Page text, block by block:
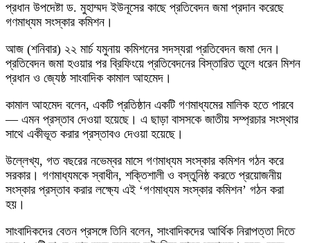
প্রধান উপদেষ্টা ড. মুহাম্মদ ইউনূসের কাছে প্রতিবেদন জমা প্রদান করেছে
গণমাধ্যম সংস্কার কমিশন।
আজ (শনিবার) ২২ মার্চ যমুনায় কমিশনের সদস্যরা প্রতিবেদন জমা দেন।
প্রতিবেদন জমা হওয়ার পর ব্রিফিংয়ে প্রতিবেদনের বিস্তারিত তুলে ধরেন মিশন
প্রধান ও জ্যেষ্ঠ সাংবাদিক কামাল আহমেদ।
কামাল আহমেদ বলেন, একটি প্রতিষ্ঠান একটি গণমাধ্যমের মালিক হতে পারবে
— এমন প্রস্তাব দেওয়া হয়েছে। এ ছাড়া বাসসকে জাতীয় সম্প্রচার সংস্থার
সাথে একীভূত করার প্রস্তাবও দেওয়া হয়েছে।
উল্লেখ্য, গত বছরের নভেম্বর মাসে গণমাধ্যম সংস্কার কমিশন গঠন করে
সরকার। গণমাধ্যমকে স্বাধীন, শক্তিশালী ও বস্তুনিষ্ঠ করতে প্রয়োজনীয়
সংস্কার প্রস্তাব করার লক্ষ্যে এই ‘গণমাধ্যম সংস্কার কমিশন’ গঠন করা
হয়।
সাংবাদিকদের বেতন প্রসঙ্গে তিনি বলেন, সাংবাদিকদের আর্থিক নিরাপত্তা দিতে